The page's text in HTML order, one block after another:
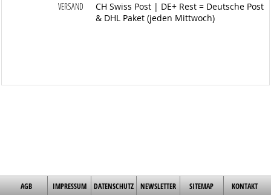
VERSAND
CH Swiss Post | DE+ Rest = Deutsche Post
& DHL Paket (jeden Mittwoch)
AGB IMPRESSUM DATENSCHUTZ NEWSLETTER SITEMAP KONTAKT